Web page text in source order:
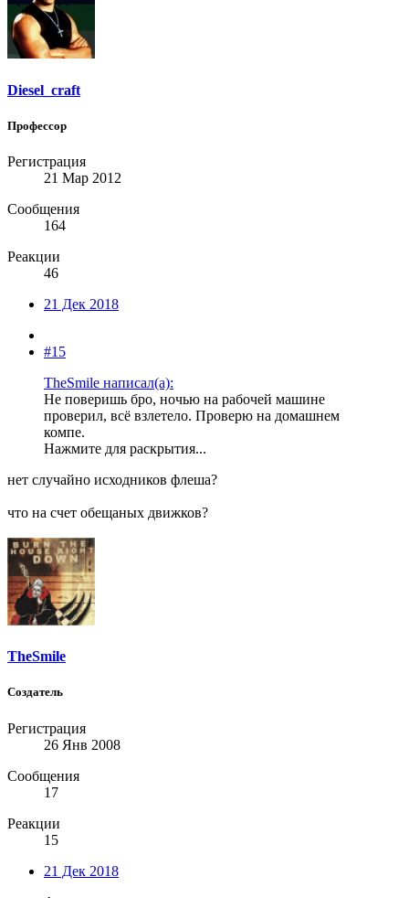
Diesel_craft
Профессор
Регистрация
21 Мар 2012
Сообщения
164
Реакции
46
21 Дек 2018
#15
TheSmile написал(а):
Не поверишь бро, ночью на рабочей машине
проверил, всё взлетело. Проверю на домашнем
компе.
Нажмите для раскрытия...
нет случайно исходников флеша?
что на счет обещаных движков?
TheSmile
Создатель
Регистрация
26 Янв 2008
Сообщения
17
Реакции
15
21 Дек 2018